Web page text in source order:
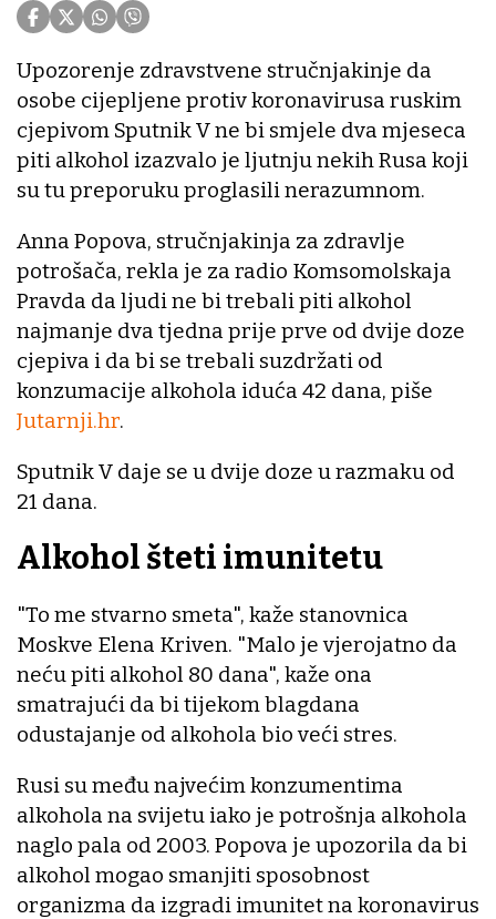
Upozorenje zdravstvene stručnjakinje da
osobe cijepljene protiv koronavirusa ruskim
cjepivom Sputnik V ne bi smjele dva mjeseca
piti alkohol izazvalo je ljutnju nekih Rusa koji
su tu preporuku proglasili nerazumnom.
Anna Popova, stručnjakinja za zdravlje
potrošača, rekla je za radio Komsomolskaja
Pravda da ljudi ne bi trebali piti alkohol
najmanje dva tjedna prije prve od dvije doze
cjepiva i da bi se trebali suzdržati od
konzumacije alkohola iduća 42 dana, piše
Jutarnji.hr.
Sputnik V daje se u dvije doze u razmaku od
21 dana.
Alkohol šteti imunitetu
"To me stvarno smeta", kaže stanovnica
Moskve Elena Kriven. "Malo je vjerojatno da
neću piti alkohol 80 dana", kaže ona
smatrajući da bi tijekom blagdana
odustajanje od alkohola bio veći stres.
Rusi su među najvećim konzumentima
alkohola na svijetu iako je potrošnja alkohola
naglo pala od 2003. Popova je upozorila da bi
alkohol mogao smanjiti sposobnost
organizma da izgradi imunitet na koronavirus